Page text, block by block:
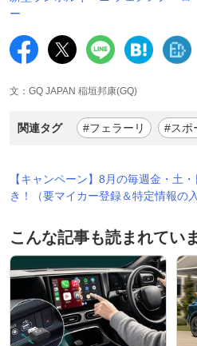
ー
文：GQ JAPAN 稲垣邦康(GQ)
関連タグ #フェラーリ #スポ
【キャンペーン】8月の毎週金・土
き！（要マイカー登録＆特定情報の入
こんな記事も読まれてい